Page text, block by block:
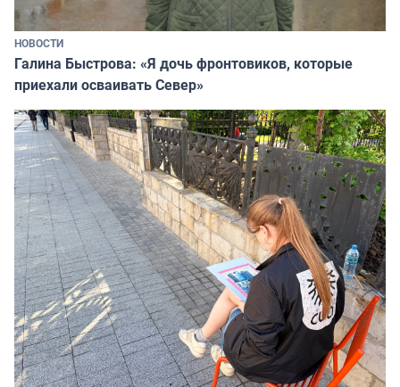
НОВОСТИ
Галина Быстрова: «Я дочь фронтовиков, которые
приехали осваивать Север»